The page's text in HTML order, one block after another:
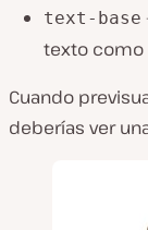
text-base
texto como
Cuando
deberías ver